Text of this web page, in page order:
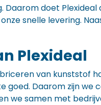
doet
snelle levering.
Plexideal
van
goed. Daarom zijn
we samen met